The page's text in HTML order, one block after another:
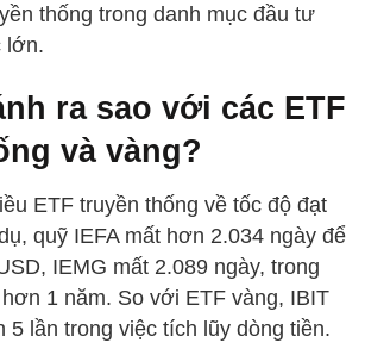
thống trong danh mục đầu tư
lớn.
ra sao với các ETF
và vàng?
ETF truyền thống về tốc độ đạt
quỹ IEFA mất hơn 2.034 ngày để
IEMG mất 2.089 ngày, trong
1 năm. So với ETF vàng, IBIT
5 lần trong việc tích lũy dòng tiền.